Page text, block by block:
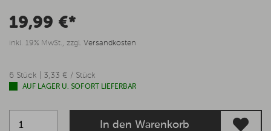
19,99 €*
inkl. 19% MwSt., zzgl.Versandkosten
6 Stück | 3,33 € / Stück
AUF LAGER U. SOFORT LIEFERBAR
In den Warenkorb